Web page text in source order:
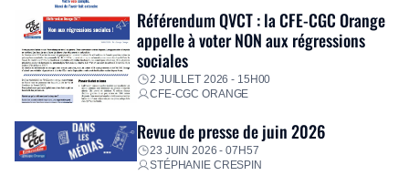
Référendum QVCT : la CFE-CGC Orange
appelle à voter NON aux régressions
sociales
2 JUILLET 2026 - 15H00
CFE-CGC ORANGE
Revue de presse de juin 2026
23 JUIN 2026 - 07H57
STÉPHANIE CRESPIN